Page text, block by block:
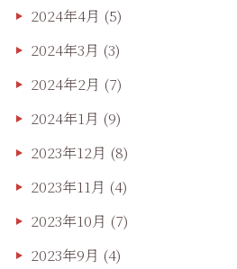
2024年4月 (5)
2024年3月 (3)
2024年2月 (7)
2024年1月 (9)
2023年12月 (8)
2023年11月 (4)
2023年10月 (7)
2023年9月 (4)